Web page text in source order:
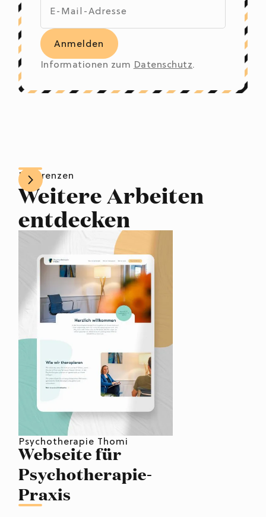
Informationen zum Datenschutz.
Referenzen
Weitere Arbeiten
entdecken
Psychotherapie Thomi
Webseite für
Psychotherapie-
Praxis